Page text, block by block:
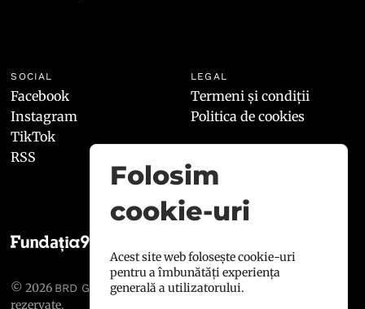
SOCIAL
Facebook
Instagram
TikTok
RSS
LEGAL
Termeni și condiții
Politica de cookies
© 2026 BRD GROUPE SOCIÉTÉ GÉNÉRALE
rezervate.
Folosim
cookie-uri
Acest site web folosește cookie-uri
pentru a îmbunătăți experiența
generală a utilizatorului.